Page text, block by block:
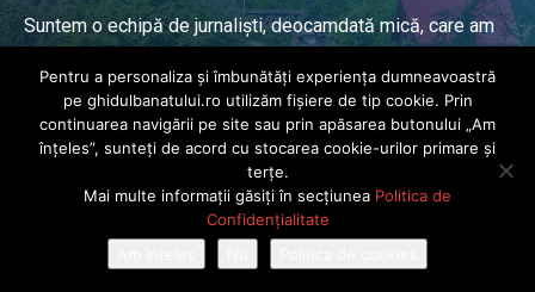
Suntem o echipă de jurnaliști, deocamdată mică, care am
ani.
© Ghidul Banatului 2025. Toate drepturile rezervate · Dezvoltat de
Power Media FX
Pentru a personaliza și îmbunătăți experiența dumneavoastră
pe ghidulbanatului.ro utilizăm fișiere de tip cookie. Prin
continuarea navigării pe site sau prin apăsarea butonului „Am
înțeles”, sunteți de acord cu stocarea cookie-urilor primare și
terțe.
Mai multe informații găsiți în secțiunea Politica de
Confidențialitate